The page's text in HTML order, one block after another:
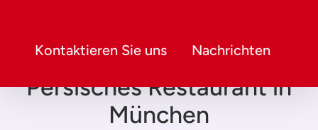
Kontaktieren Sie uns Nachrichten
Persisches Restaurant in
München